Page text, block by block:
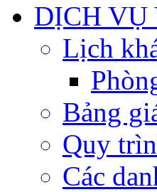
DỊCH VỤ
Lịch
Bảng
Quy
Các